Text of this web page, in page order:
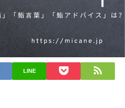
LINE